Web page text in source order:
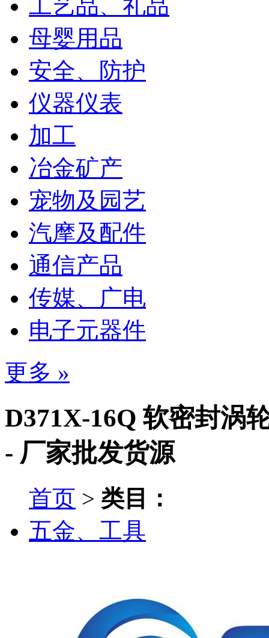
工艺品、礼品
母婴用品
安全、防护
仪器仪表
加工
冶金矿产
宠物及园艺
汽摩及配件
通信产品
传媒、广电
电子元器件
更多 »
D371X-16Q 软密封涡
- 厂家批发货源
首页 > 类目：
五金、工具